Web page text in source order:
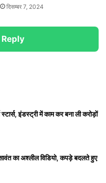
दिसम्बर 7, 2024
इंडस्ट्री में काम कर बना ली करोड़ों
का अश्लील विडियो, कपड़े बदलते हुए